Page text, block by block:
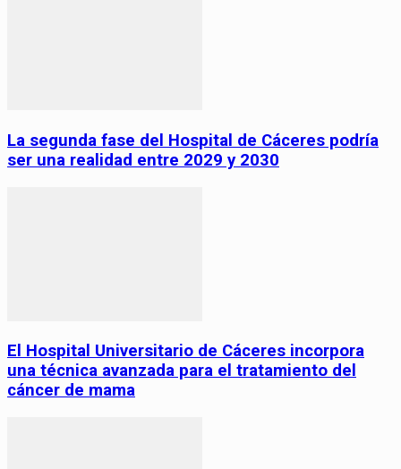
La segunda fase del Hospital de Cáceres podría
ser una realidad entre 2029 y 2030
El Hospital Universitario de Cáceres incorpora
una técnica avanzada para el tratamiento del
cáncer de mama